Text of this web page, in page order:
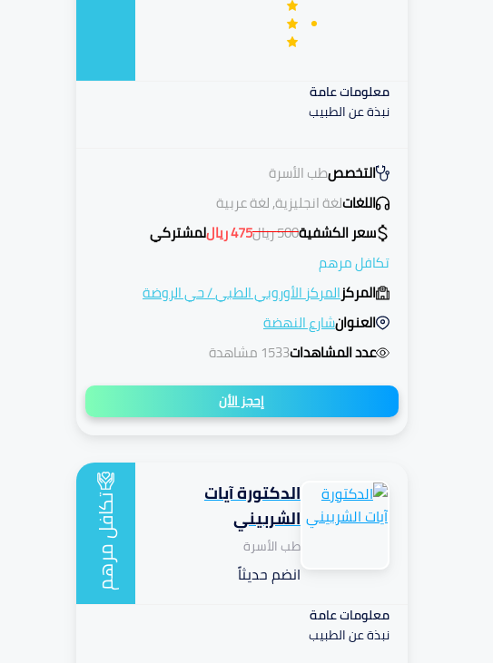
معلومات عامة
نبذة عن الطبيب
التخصصطب الأسرة
اللغاتلغة انجليزية, لغة عربية
سعر الكشفية500ريال475رياللمشتركي
تكافل مرهم
المركزالمركز الأوروبي الطبي/حي الروضة
العنوانشارع النهضة
عدد المشاهدات1533 مشاهدة
إحجز الأن
الدكتورة آيات
الشربيني
طب الأسرة
انضم حديثاً
تكافل
مرهم
معلومات عامة
نبذة عن الطبيب